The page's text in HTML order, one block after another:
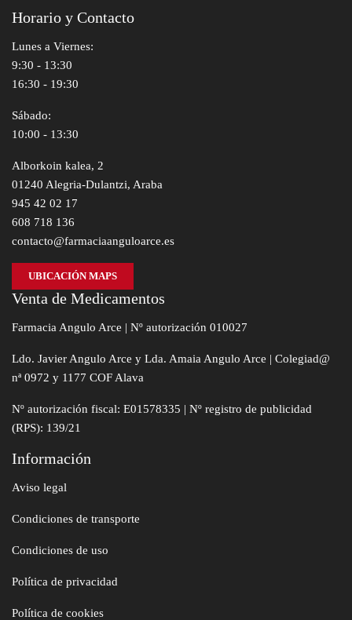
Horario y Contacto
Lunes a Viernes:
9:30 - 13:30
16:30 - 19:30
Sábado:
10:00 - 13:30
Alborkoin kalea, 2
01240 Alegria-Dulantzi, Araba
945 42 02 17
608 718 136
contacto@farmaciaanguloarce.es
UBICACIÓN MAPS
Venta de Medicamentos
Farmacia Angulo Arce | Nº autorización 010027
Ldo. Javier Angulo Arce y Lda. Amaia Angulo Arce | Colegiad@
nª 0972 y 1177 COF Alava
Nº autorización fiscal: E01578335 | Nº registro de publicidad
(RPS): 139/21
Información
Aviso legal
Condiciones de transporte
Condiciones de uso
Política de privacidad
Política de cookies